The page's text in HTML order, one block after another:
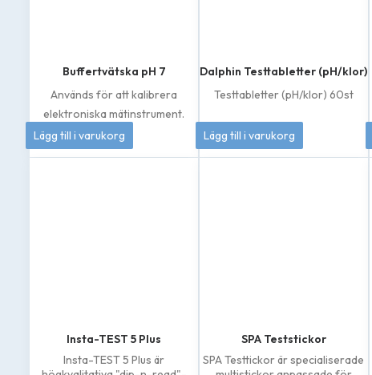
Buffertvätska pH 7
Används för att kalibrera
elektroniska mätinstrument.
50kr
Lägg till i varukorg
Dalphin Testtabletter (pH/klor)
Testtabletter (pH/klor) 60st
144kr
Lägg till i varukorg
Insta-TEST 5 Plus
Insta-TEST 5 Plus är
SPA Teststickor
SPA Testtickor är specialiserade